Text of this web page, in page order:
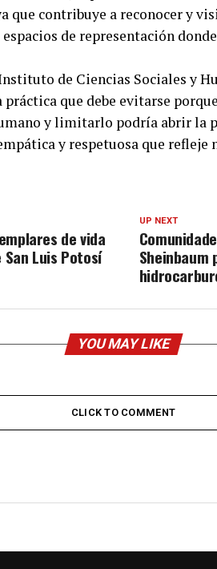
que contribuye a reconocer y
de representación
de Ciencias Sociales y
que debe evitarse
y limitarlo podría abrir la
y respetuosa que refleje
UP NEXT
de vida
Luis Potosí
YOU MAY LIKE
CLICK TO COMMENT